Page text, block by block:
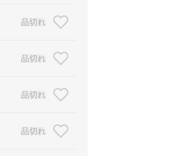
品切れ
品切れ
品切れ
品切れ